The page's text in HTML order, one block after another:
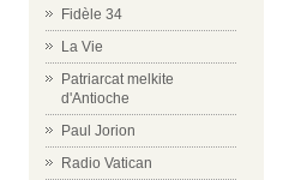
Fidèle 34
La Vie
Patriarcat melkite
d'Antioche
Paul Jorion
Radio Vatican